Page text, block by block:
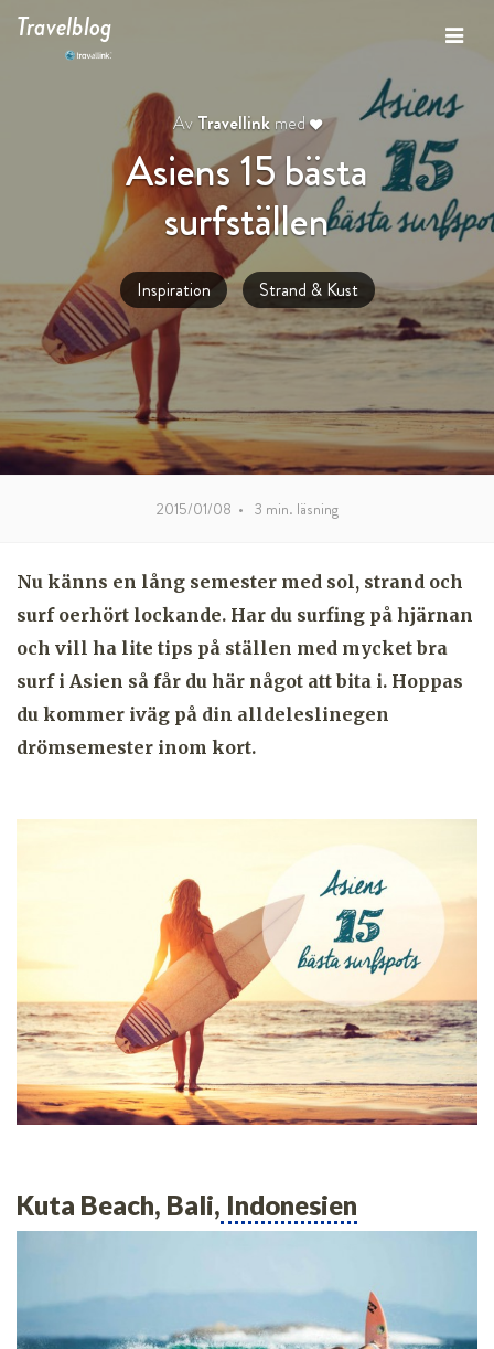
Travelblog
Av Travellinkmed
Asiens 15 bästa
surfställen
Inspiration Strand & Kust
2015/01/08 • 3 min. läsning
Nu känns en lång semester med sol, strand och
surf oerhört lockande. Har du surfing på hjärnan
och vill ha lite tips på ställen med mycket bra
surf i Asien så får du här något att bita i. Hoppas
du kommer iväg på din alldeleslinegen
drömsemester inom kort.
Kuta Beach, Bali, Indonesien